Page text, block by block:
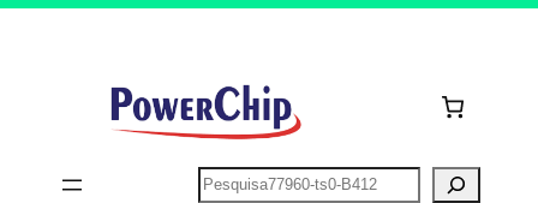
Pesquisar